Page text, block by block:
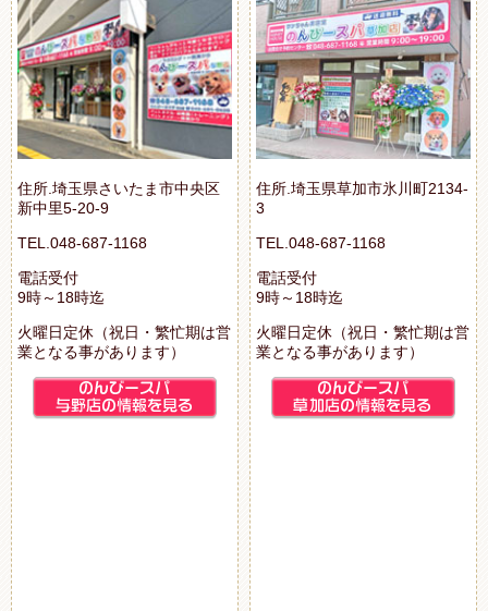
住所.埼玉県さいたま市中央区
新中里5-20-9
TEL.048-687-1168
電話受付
9時～18時迄
火曜日定休（祝日・繁忙期は営
業となる事があります）
住所.埼玉県草加市氷川町2134-
3
TEL.048-687-1168
電話受付
9時～18時迄
火曜日定休（祝日・繁忙期は営
業となる事があります）